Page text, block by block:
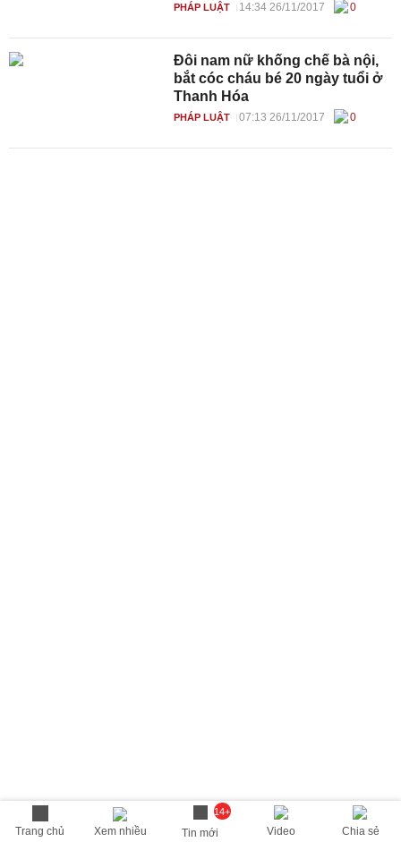
Trang chủ Xem nhiều
14+
Tin mới Video Chia sẻ
PHÁP LUẬT 14:34 26/11/2017 0
Đôi nam nữ khống chế bà nội,
bắt cóc cháu bé 20 ngày tuổi ở
Thanh Hóa
PHÁP LUẬT 07:13 26/11/2017 0